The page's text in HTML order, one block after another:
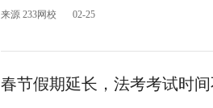
来源 233网校 02-25